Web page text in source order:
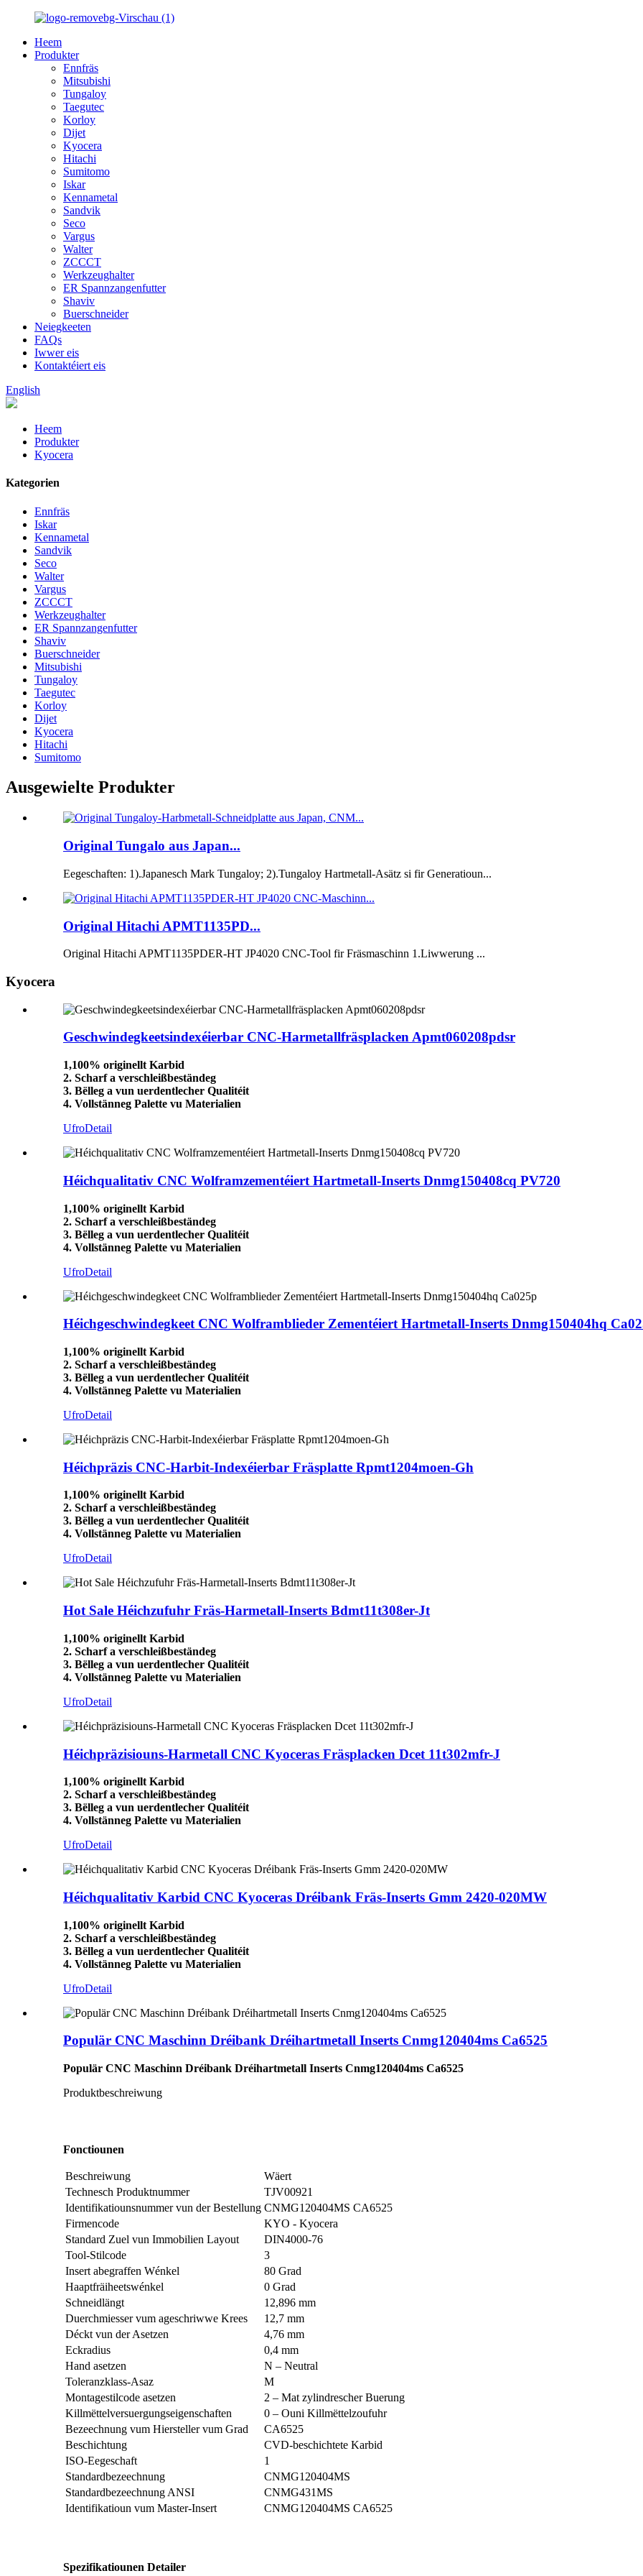
Heem
Produkter
Ennfräs
Mitsubishi
Tungaloy
Taegutec
Korloy
Dijet
Kyocera
Hitachi
Sumitomo
Iskar
Kennametal
Sandvik
Seco
Vargus
Walter
ZCCCT
Werkzeughalter
ER Spannzangenfutter
Shaviv
Buerschneider
Neiegkeeten
FAQs
Iwwer eis
Kontaktéiert eis
English
Heem
Produkter
Kyocera
Kategorien
Ennfräs
Iskar
Kennametal
Sandvik
Seco
Walter
Vargus
ZCCCT
Werkzeughalter
ER Spannzangenfutter
Shaviv
Buerschneider
Mitsubishi
Tungaloy
Taegutec
Korloy
Dijet
Kyocera
Hitachi
Sumitomo
Ausgewielte Produkter
Original Tungalo aus Japan...
Eegeschaften: 1).Japanesch Mark Tungaloy; 2).Tungaloy Hartmetall-Asätz si fir Generatioun...
Original Hitachi APMT1135PD...
Original Hitachi APMT1135PDER-HT JP4020 CNC-Tool fir Fräsmaschinn 1.Liwwerung ...
Kyocera
Geschwindegkeetsindexéierbar CNC-Harmetallfräsplacken Apmt060208pdsr
1,100% originellt Karbid
2. Scharf a verschleißbeständeg
3. Bëlleg a vun uerdentlecher Qualitéit
4. Vollstänneg Palette vu Materialien
UfroDetail
Héichqualitativ CNC Wolframzementéiert Hartmetall-Inserts Dnmg150408cq PV720
1,100% originellt Karbid
2. Scharf a verschleißbeständeg
3. Bëlleg a vun uerdentlecher Qualitéit
4. Vollstänneg Palette vu Materialien
UfroDetail
Héichgeschwindegkeet CNC Wolframblieder Zementéiert Hartmetall-Inserts Dnmg150404hq
1,100% originellt Karbid
2. Scharf a verschleißbeständeg
3. Bëlleg a vun uerdentlecher Qualitéit
4. Vollstänneg Palette vu Materialien
UfroDetail
Héichpräzis CNC-Harbit-Indexéierbar Fräsplatte Rpmt1204moen-Gh
1,100% originellt Karbid
2. Scharf a verschleißbeständeg
3. Bëlleg a vun uerdentlecher Qualitéit
4. Vollstänneg Palette vu Materialien
UfroDetail
Hot Sale Héichzufuhr Fräs-Harmetall-Inserts Bdmt11t308er-Jt
1,100% originellt Karbid
2. Scharf a verschleißbeständeg
3. Bëlleg a vun uerdentlecher Qualitéit
4. Vollstänneg Palette vu Materialien
UfroDetail
Héichpräzisiouns-Harmetall CNC Kyoceras Fräsplacken Dcet 11t302mfr-J
1,100% originellt Karbid
2. Scharf a verschleißbeständeg
3. Bëlleg a vun uerdentlecher Qualitéit
4. Vollstänneg Palette vu Materialien
UfroDetail
Héichqualitativ Karbid CNC Kyoceras Dréibank Fräs-Inserts Gmm 2420-020MW
1,100% originellt Karbid
2. Scharf a verschleißbeständeg
3. Bëlleg a vun uerdentlecher Qualitéit
4. Vollstänneg Palette vu Materialien
UfroDetail
Populär CNC Maschinn Dréibank Dréihartmetall Inserts Cnmg120404ms Ca6525
Populär CNC Maschinn Dréibank Dréihartmetall Inserts Cnmg120404ms Ca6525
Produktbeschreiwung
Fonctiounen
Beschreiwung
Wäert
Technesch Produktnummer
TJV00921
Identifikatiounsnummer vun der Bestellung CNMG120404MS CA6525
Firmencode
KYO - Kyocera
Standard Zuel vun Immobilien Layout
DIN4000-76
Tool-Stilcode
3
Insert abegraffen Wénkel
80 Grad
Haaptfräiheetswénkel
0 Grad
Schneidlängt
12,896 mm
Duerchmiesser vum ageschriwwe Krees
12,7 mm
Déckt vun der Asetzen
4,76 mm
Eckradius
0,4 mm
Hand asetzen
N – Neutral
Toleranzklass-Asaz
M
Montagestilcode asetzen
2 – Mat zylindrescher Buerung
Killmëttelversuergungseigenschaften
0 – Ouni Killmëttelzoufuhr
Bezeechnung vum Hiersteller vum Grad
CA6525
Beschichtung
CVD-beschichtete Karbid
ISO-Eegeschaft
1
Standardbezeechnung
CNMG120404MS
Standardbezeechnung ANSI
CNMG431MS
Identifikatioun vum Master-Insert
CNMG120404MS CA6525
Spezifikatiounen Detailer